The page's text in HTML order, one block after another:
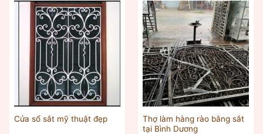
Cửa sổ sắt mỹ thuật đẹp
Thợ làm hàng rào bằng sắt
tại Bình Dương